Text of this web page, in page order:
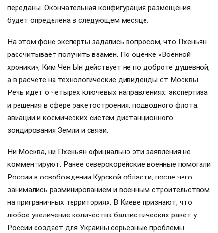
переданы. Окончательная конфигурация размещения
будет определена в следующем месяце.
На этом фоне эксперты задались вопросом, что Пхеньян
рассчитывает получить взамен. По оценке «Военной
хроники», Ким Чен Ын действует не по доброте душевной,
а в расчёте на технологические дивиденды от Москвы.
Речь идёт о четырёх ключевых направлениях: экспертиза
и решения в сфере ракетостроения, подводного флота,
авиации и космических систем дистанционного
зондирования Земли и связи.
Ни Москва, ни Пхеньян официально эти заявления не
комментируют. Ранее северокорейские военные помогали
России в освобождении Курской области, после чего
занимались разминированием и военным строительством
на приграничных территориях. В Киеве признают, что
любое увеличение количества баллистических ракет у
России создаёт для Украины серьёзные проблемы.